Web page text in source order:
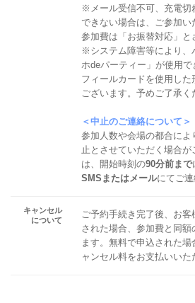
※メール受信不可、充電切
できない場合は、ご参加
参加費は「お振替対応」と
※システム障害等により、
ホdeパーティー」が使用
フィールカードを使用し
ございます。予めご了承く
＜中止のご連絡について＞
参加人数や会場の都合に
止とさせていただく場合
は、開始時刻の90分前まで
SMSまたはメールにてご連
キャンセル
について
ご予約手続き完了後、お
された場合、参加費と同額
ます。無料で申込された
ャンセル料をお支払いいた